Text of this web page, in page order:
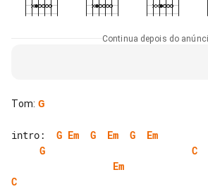
Continua depois do
Tom: G
intro: G Em G Em G
Em
G
C
Em
C